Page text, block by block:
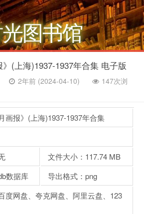
图书馆
(上海)1937-1937年合集 电子版
2年前 (2024-04-10)
147次浏
画报》(上海)1937-1937年合集
文件大小：117.74 MB
数据库
导出格式：png
度网盘、夸克网盘、阿里云盘、123